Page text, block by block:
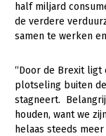
Bestuur en
Medewerkers
Jaarverslag 2023
Vacatures
Pers
Contact
half miljard
de verdere
samen te werken
“Door de Brexit
plotseling buiten
stagneert.
houden, want we
helaas steeds meer